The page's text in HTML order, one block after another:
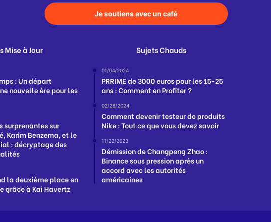
Je soutiens avec un café
Mise à Jour
: Un départ
nouvelle ère pour les
surprenantes sur
Karim Benzema, et le
: décryptage des
la deuxième place en
grâce à Kai Havertz
Sujets Chauds
01/04/2024
PRRIME de 3000 euros pour les 15-25
ans : Comment en Profiter ?
02/26/2024
Comment devenir testeur de produits
Nike : Tout ce que vous devez savoir
11/22/2023
Démission de Changpeng Zhao :
Binance sous pression après un
accord avec les autorités
américaines